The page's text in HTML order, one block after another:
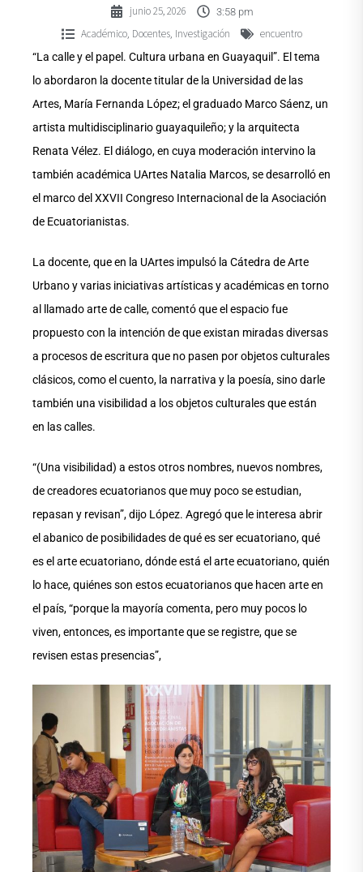
junio 25, 2026 3:58 pm
Académico, Docentes, Investigación encuentro
“La calle y el papel. Cultura urbana en Guayaquil”. El tema
lo abordaron la docente titular de la Universidad de las
Artes, María Fernanda López; el graduado Marco Sáenz, un
artista multidisciplinario guayaquileño; y la arquitecta
Renata Vélez. El diálogo, en cuya moderación intervino la
también académica UArtes Natalia Marcos, se desarrolló en
el marco del XXVII Congreso Internacional de la Asociación
de Ecuatorianistas.
La docente, que en la UArtes impulsó la Cátedra de Arte
Urbano y varias iniciativas artísticas y académicas en torno
al llamado arte de calle, comentó que el espacio fue
propuesto con la intención de que existan miradas diversas
a procesos de escritura que no pasen por objetos culturales
clásicos, como el cuento, la narrativa y la poesía, sino darle
también una visibilidad a los objetos culturales que están
en las calles.
“(Una visibilidad) a estos otros nombres, nuevos nombres,
de creadores ecuatorianos que muy poco se estudian,
repasan y revisan”, dijo López. Agregó que le interesa abrir
el abanico de posibilidades de qué es ser ecuatoriano, qué
es el arte ecuatoriano, dónde está el arte ecuatoriano, quién
lo hace, quiénes son estos ecuatorianos que hacen arte en
el país, “porque la mayoría comenta, pero muy pocos lo
viven, entonces, es importante que se registre, que se
revisen estas presencias”,